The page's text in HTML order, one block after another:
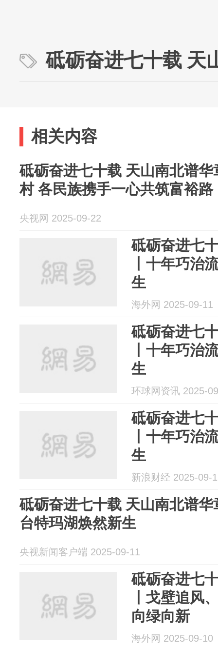
砥砺奋进七十载 天
相关内容
砥砺奋进七十载 天山南北谱
村 各民族携手一心共筑富裕路
央视网 2025-09-22
砥砺奋进七
丨十年巧治
生
海外网 2025-09-11
砥砺奋进七
丨十年巧治
生
环球网资讯 2025-
砥砺奋进七
丨十年巧治
生
新浪财经 2025-09-
砥砺奋进七十载 天山南北谱
台特玛湖焕然新生
央视新闻客户端 2025-09-11
砥砺奋进七
丨戈壁追风
向绿向新
海外网 2025-09-10